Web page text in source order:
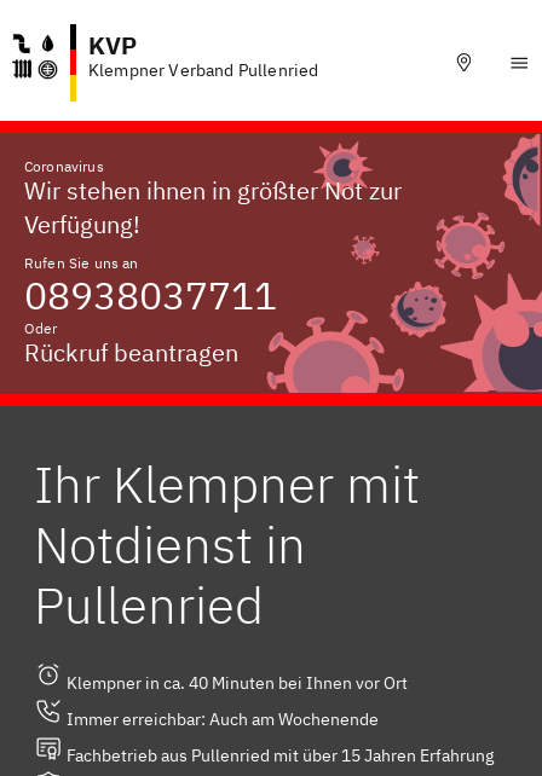
KVP
Klempner Verband Pullenried
Coronavirus
Wir stehen ihnen in größter Not zur
Verfügung!
Rufen Sie uns an
08938037711
Oder
Rückruf beantragen
Ihr Klempner mit
Notdienst in
Pullenried
Klempner in ca. 40 Minuten bei Ihnen vor Ort
Immer erreichbar: Auch am Wochenende
Fachbetrieb aus Pullenried mit über 15 Jahren Erfahrung